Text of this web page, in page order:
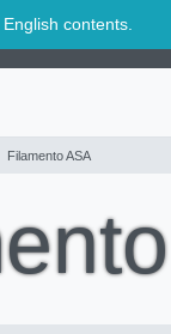
contents.
Filamento ASA